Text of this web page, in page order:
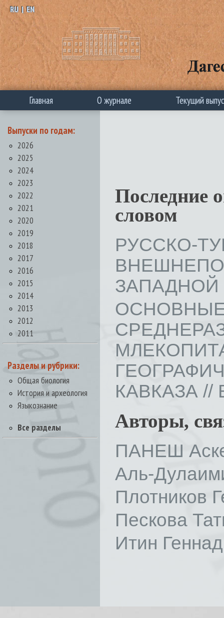
RU | EN
Главная О журнале Текущий
Выпуски по годам:
2026
2025
2024
2023
2022
2021
2020
2019
2018
2017
2016
2015
2014
2013
2012
2011
Разделы и рубрики:
Общая биология
История и археология
Языкознание
Все разделы
Последние
словом
РУССКО-
ЗАПАДНОЙ
КАВКАЗА //
Авторы,
ПАНЕШ
Аль-
Плотников
Пескова
Итин